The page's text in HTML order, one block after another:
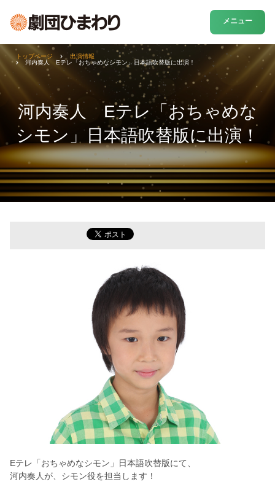
メニュー
河内奏人 Eテレ「おちゃめな
シモン」日本語吹替版に出演！
トップページ
出演情報
河内奏人 Eテレ「おちゃめなシモン」日本語吹替版に出演！
Eテレ「おちゃめなシモン」日本語吹替版にて、
河内奏人が、シモン役を担当します！